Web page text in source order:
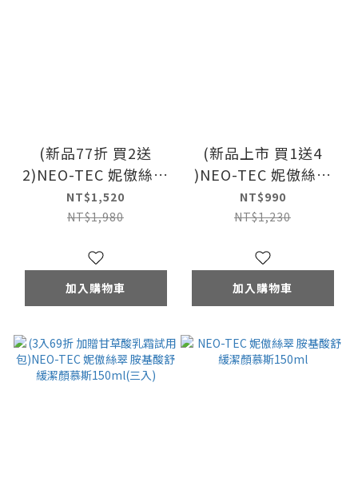
(新品77折 買2送
2)NEO-TEC 妮傲絲翠
物理性清爽舒膚防曬乳
(透明色)SPF 50+ ★★
NT$1,520
NT$1,980
加入購物車
(新品上市 買1送4
)NEO-TEC 妮傲絲翠
物理性清爽舒膚防曬乳
(透明色)SPF 50+ ★★
NT$990
NT$1,230
加入購物車